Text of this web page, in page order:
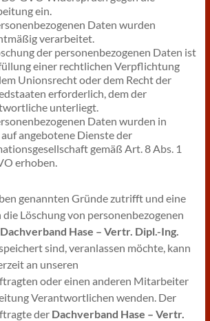
ein.
Daten wurden
verarbeitet.
der personenbezogenen Daten ist
einer rechtlichen Verpflichtung
Unionsrecht oder dem Recht der
erforderlich, dem der
unterliegt.
Daten wurden in
auf angebotene Dienste der
gemäß Art. 8 Abs. 1
erhoben.
genannten Gründe zutrifft und eine
Löschung von personenbezogenen
Dachverband Hase – Vertr. Dipl.-Ing.
sind, veranlassen möchte, kann
an unseren
oder einen anderen Mitarbeiter
Verantwortlichen wenden. Der
der Dachverband Hase – Vertr.